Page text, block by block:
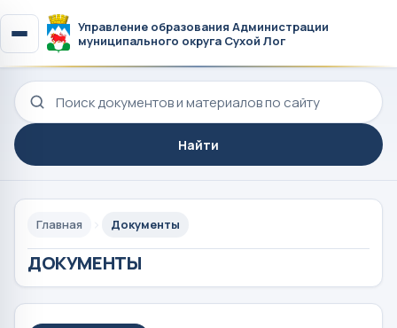
Управление образования Администрации
муниципального округа Сухой Лог
Поиск по сайту
Найти
Главная Документы
ДОКУМЕНТЫ